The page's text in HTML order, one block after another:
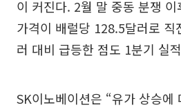
이 커진다. 2월 말 중동 분쟁
가격이 배럴당 128.5달러로
러 대비 급등한 점도 1분기 실
SK이노베이션은 “유가 상승에